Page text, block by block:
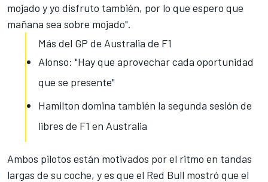
mojado y yo disfruto también, por lo que espero que
mañana sea sobre mojado".
Más del GP de Australia de F1
Alonso: "Hay que aprovechar cada oportunidad
que se presente"
Hamilton domina también la segunda sesión de
libres de F1 en Australia
Ambos pilotos están motivados por el ritmo en tandas
largas de su coche, y es que el Red Bull mostró que el